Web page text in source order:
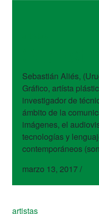
Sebastián Aliés,
Gráfico, artísta
investigador de
ámbito de la
imágenes, el
tecnologías y
contemporáneos
marzo 13, 2017/
artistas